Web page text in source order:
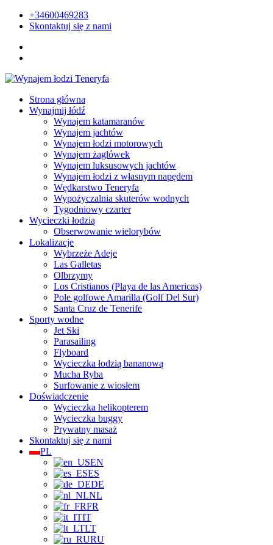
+34600469283
Skontaktuj się z nami
Strona główna
Wynajmij łódź
Wynajem katamaranów
Wynajem jachtów
Wynajem łodzi motorowych
Wynajem żaglówek
Wynajem luksusowych jachtów
Wynajem łodzi z własnym napędem
Wędkarstwo Teneryfa
Wypożyczalnia skuterów wodnych
Tygodniowy czarter
Wycieczki łodzią
Obserwowanie wielorybów
Lokalizacje
Wybrzeże Adeje
Las Galletas
Olbrzymy
Los Cristianos (Playa de las Americas)
Pole golfowe Amarilla (Golf Del Sur)
Santa Cruz de Tenerife
Sporty wodne
Jet Ski
Parasailing
Flyboard
Wycieczka łodzią bananową
Mucha Ryba
Surfowanie z wiosłem
Doświadczenie
Wycieczka helikopterem
Wycieczka buggy
Prywatny masaż
Skontaktuj się z nami
PL
EN
ES
DE
NL
FR
IT
LT
RU